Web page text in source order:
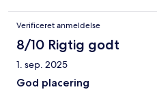
Verificeret anmeldelse
8/10 Rigtig godt
1. sep. 2025
God placering